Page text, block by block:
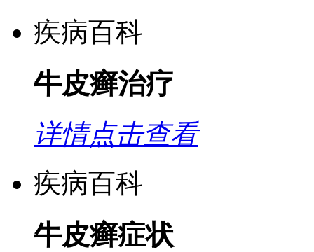
疾病百科
牛皮癣治疗
详情点击查看
疾病百科
牛皮癣症状